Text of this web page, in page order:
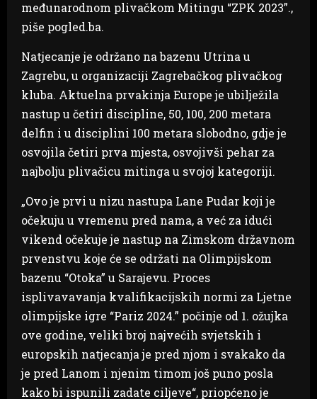
međunarodnom plivačkom Mitingu “ZPK 2023”.,
piše pogled.ba.
Natjecanje je održano na bazenu Utrina u
Zagrebu, u organizaciji Zagrebačkog plivačkog
kluba. Aktuelna prvakinja Europe je ubilježila
nastup u četiri discipline, 50, 100, 200 metara
delfin i u disciplini 100 metara slobodno, gdje je
osvojila četiri prva mjesta, osvojivši pehar za
najbolju plivačicu mitinga u svojoj kategoriji.
„Ovo je prvi u nizu nastupa Lane Pudar koji je
očekuju u vremenu pred nama, a već za idući
vikend očekuje je nastup na Zimskom državnom
prvenstvu koje će se održati na Olimpijskom
bazenu “Otoka” u Sarajevu. Proces
isplivavavanja kvalifikacijskih normi za Ljetne
olimpijske igre “Pariz 2024.” počinje od 1. ožujka
ove godine, veliki broj najvećih svjetskih i
europskih natjecanja je pred njom i svakako da
je pred Lanom i njenim timom još puno posla
kako bi ispunili zadate ciljeve“, priopćeno je